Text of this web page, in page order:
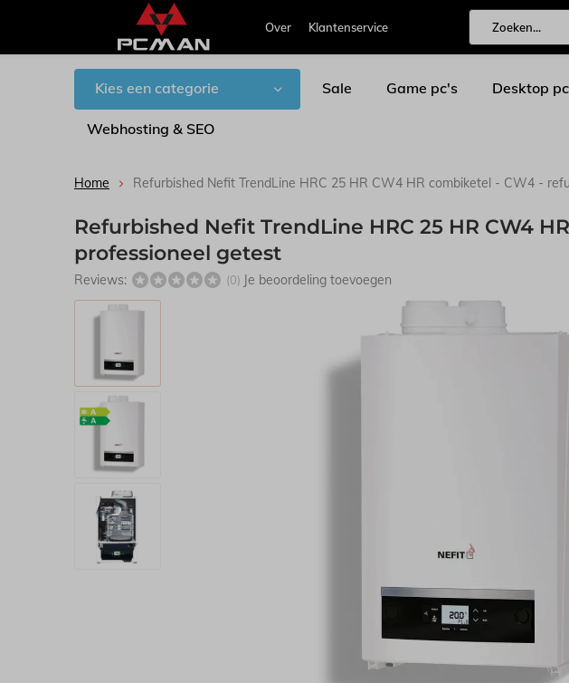
Over Klantenservice
Kies een categorie Sale Game pc's Desktop
Webhosting & SEO
Home Refurbished Nefit TrendLine HRC 25 HR CW4 HR combiketel - CW4 -
Refurbished Nefit TrendLine HRC 25 HR CW4
professioneel getest
Reviews: (0) Je beoordeling toevoegen